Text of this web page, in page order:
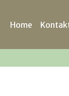
Home